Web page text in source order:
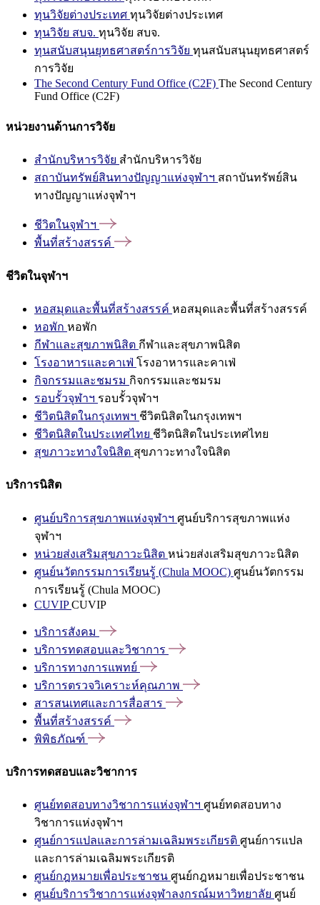
ทุนวิจัยต่างประเทศ ทุนวิจัยต่างประเทศ
ทุนวิจัย สบจ. ทุนวิจัย สบจ.
ทุนสนับสนุนยุทธศาสตร์การวิจัย ทุนสนับสนุนยุทธศาสตร์
การวิจัย
The Second Century Fund Office (C2F) The Second Century
Fund Office (C2F)
หน่วยงานด้านการวิจัย
สำนักบริหารวิจัย สำนักบริหารวิจัย
สถาบันทรัพย์สินทางปัญญาแห่งจุฬาฯ สถาบันทรัพย์สิน
ทางปัญญาแห่งจุฬาฯ
ชีวิตในจุฬาฯ
พื้นที่สร้างสรรค์
ชีวิตในจุฬาฯ
หอสมุดและพื้นที่สร้างสรรค์ หอสมุดและพื้นที่สร้างสรรค์
หอพัก หอพัก
กีฬาและสุขภาพนิสิต กีฬาและสุขภาพนิสิต
โรงอาหารและคาเฟ่ โรงอาหารและคาเฟ่
กิจกรรมและชมรม กิจกรรมและชมรม
รอบรั้วจุฬาฯ รอบรั้วจุฬาฯ
ชีวิตนิสิตในกรุงเทพฯ ชีวิตนิสิตในกรุงเทพฯ
ชีวิตนิสิตในประเทศไทย ชีวิตนิสิตในประเทศไทย
สุขภาวะทางใจนิสิต สุขภาวะทางใจนิสิต
บริการนิสิต
ศูนย์บริการสุขภาพแห่งจุฬาฯ ศูนย์บริการสุขภาพแห่ง
จุฬาฯ
หน่วยส่งเสริมสุขภาวะนิสิต หน่วยส่งเสริมสุขภาวะนิสิต
ศูนย์นวัตกรรมการเรียนรู้ (Chula MOOC) ศูนย์นวัตกรรม
การเรียนรู้ (Chula MOOC)
CUVIPCUVIP
บริการสังคม
บริการทดสอบและวิชาการ
บริการทางการแพทย์
บริการตรวจวิเคราะห์คุณภาพ
สารสนเทศและการสื่อสาร
พื้นที่สร้างสรรค์
พิพิธภัณฑ์
บริการทดสอบและวิชาการ
ศูนย์ทดสอบทางวิชาการแห่งจุฬาฯ ศูนย์ทดสอบทาง
วิชาการแห่งจุฬาฯ
ศูนย์การแปลและการล่ามเฉลิมพระเกียรติ ศูนย์การแปล
และการล่ามเฉลิมพระเกียรติ
ศูนย์กฎหมายเพื่อประชาชน ศูนย์กฎหมายเพื่อประชาชน
ศูนย์บริการวิชาการแห่งจุฬาลงกรณ์มหาวิทยาลัย ศูนย์